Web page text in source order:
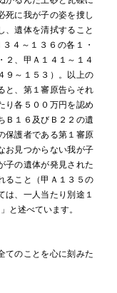
死に我が子の姿を捜し
、遺体を清拭すること
４～１３６の各１・
２、甲Ａ１４１～１４
９～１５３）。以上の
と、第１審原告らそれ
り各５００万円を認め
Ｂ１６及びＢ２２の遺
保護者である第１審原
お見つからない我が子
子の遺体が発見された
ること（甲Ａ１３５の
は、一人当たり別途１
と述べています。
てのことを心に刻みた